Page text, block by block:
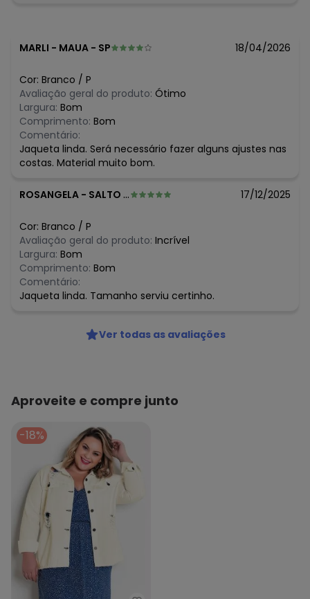
março/2026 R$ 129,99
MARLI - MAUA - SP 18/04/2026
Cor: Branco / P
Avaliação geral do produto: Ótimo
Largura: Bom
Comprimento: Bom
Comentário:
Jaqueta linda. Será necessário fazer alguns ajustes nas
costas. Material muito bom.
ROSANGELA - SALTO - SP 17/12/2025
Cor: Branco / P
Avaliação geral do produto: Incrível
Largura: Bom
Comprimento: Bom
Comentário:
Jaqueta linda. Tamanho serviu certinho.
Ver todas as avaliações
Aproveite e compre junto
-18%